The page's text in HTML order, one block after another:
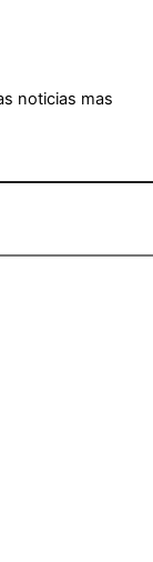
noticias mas